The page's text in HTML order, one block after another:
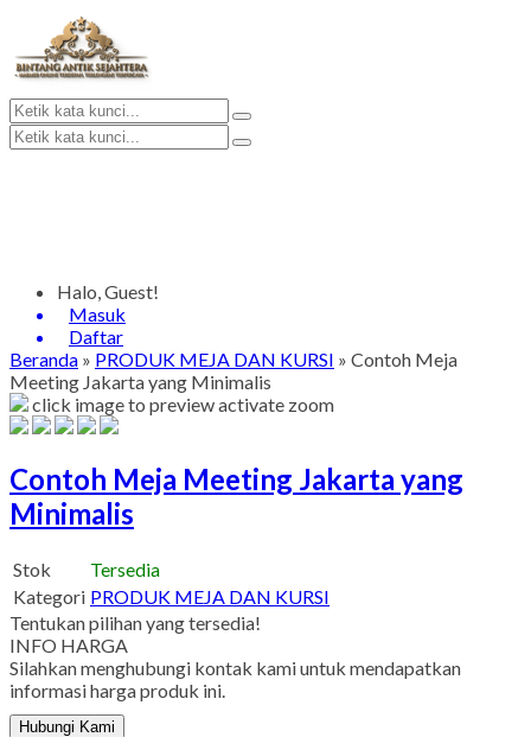
Halo, Guest!
Masuk
Daftar
Beranda » PRODUK MEJA DAN KURSI » Contoh Meja
Meeting Jakarta yang Minimalis
click image to previewactivate zoom
Contoh Meja Meeting Jakarta yang
Minimalis
Stok
Tersedia
Kategori PRODUK MEJA DAN KURSI
Tentukan pilihan yang tersedia!
INFO HARGA
Silahkan menghubungi kontak kami untuk mendapatkan
informasi harga produk ini.
Hubungi Kami